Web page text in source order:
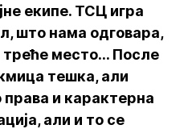
екипе. ТСЦ игра
што нама одговара,
место... После
тешка, али
и карактерна
али и то се